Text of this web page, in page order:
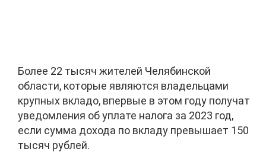
Более 22 тысяч жителей Челябинской
области, которые являются владельцами
крупных вкладо, впервые в этом году получат
уведомления об уплате налога за 2023 год,
если сумма дохода по вкладу превышает 150
тысяч рублей.